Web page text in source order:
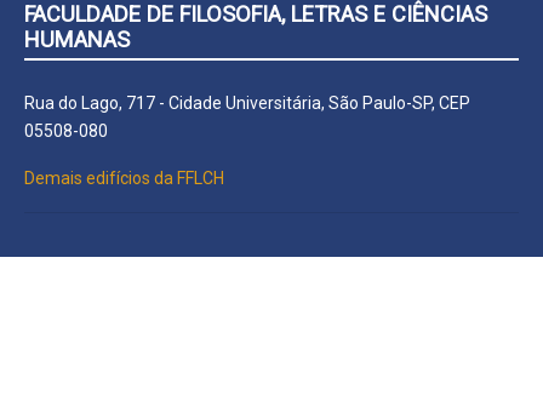
FACULDADE DE FILOSOFIA, LETRAS E CIÊNCIAS
HUMANAS
Rua do Lago, 717 - Cidade Universitária, São Paulo-SP, CEP
05508-080
Demais edifícios da FFLCH